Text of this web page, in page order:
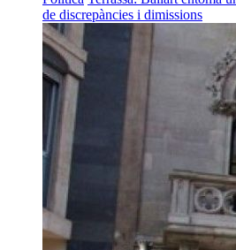
de discrepàncies i dimissions